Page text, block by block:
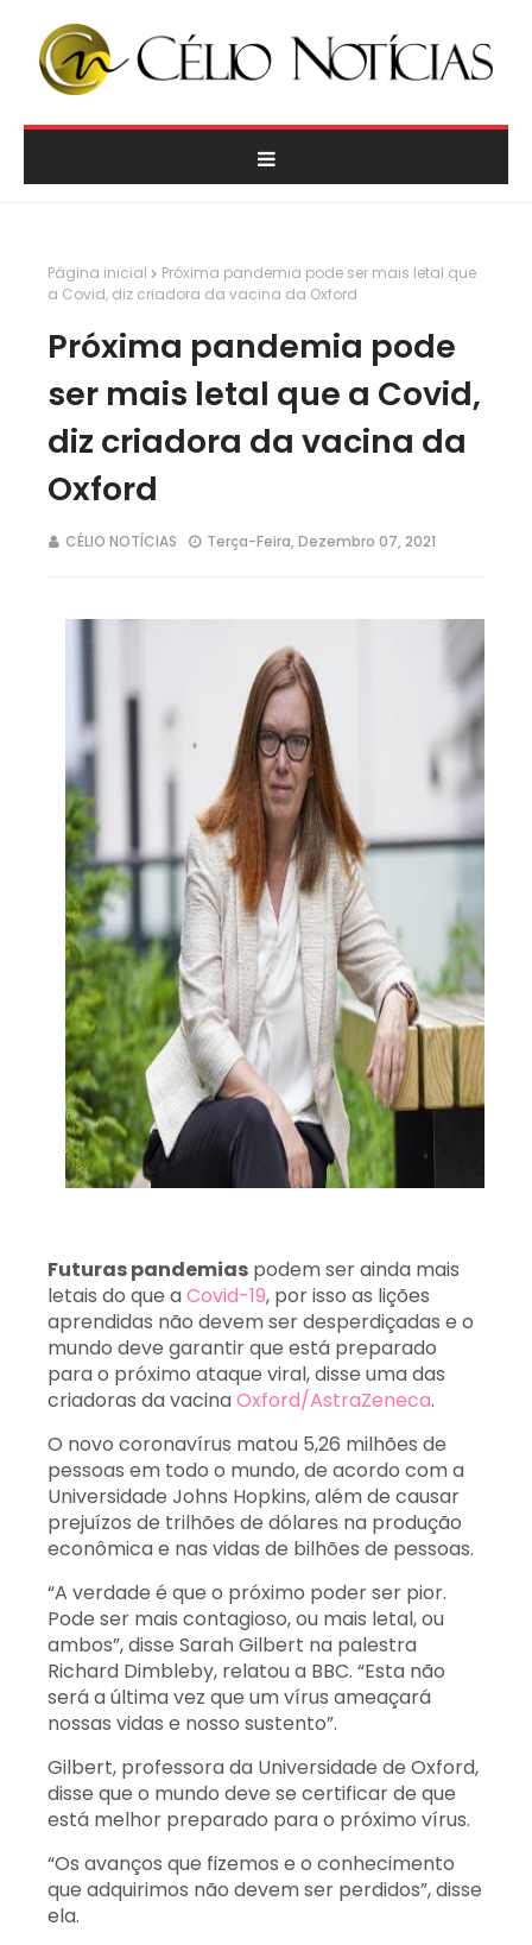
Página inicial
Próxima pandemia pode ser mais letal que
a Covid, diz criadora da vacina da Oxford
Próxima pandemia pode
ser mais letal que a Covid,
diz criadora da vacina da
Oxford
CÉLIO NOTÍCIAS Terça-Feira, Dezembro 07, 2021
Futuras pandemias podem ser ainda mais
letais do que aCovid-19, por isso as lições
aprendidas não devem ser desperdiçadas e o
mundo deve garantir que está preparado
para o próximo ataque viral, disse uma das
criadoras da vacinaOxford/AstraZeneca.
O novo coronavírus matou 5,26 milhões de
pessoas em todo o mundo, de acordo com a
Universidade Johns Hopkins, além de causar
prejuízos de trilhões de dólares na produção
econômica e nas vidas de bilhões de pessoas.
“A verdade é que o próximo poder ser pior.
Pode ser mais contagioso, ou mais letal, ou
ambos”, disse Sarah Gilbert na palestra
Richard Dimbleby, relatou a BBC. “Esta não
será a última vez que um vírus ameaçará
nossas vidas e nosso sustento”.
Gilbert, professora da Universidade de Oxford,
disse que o mundo deve se certificar de que
está melhor preparado para o próximo vírus.
“Os avanços que fizemos e o conhecimento
que adquirimos não devem ser perdidos”, disse
ela.